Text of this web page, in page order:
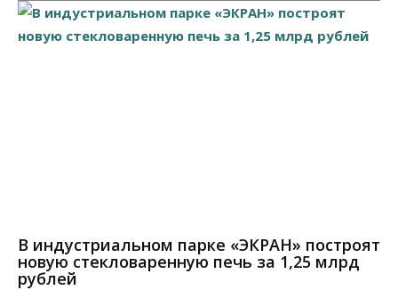
В индустриальном парке «ЭКРАН» построят
новую стекловаренную печь за 1,25 млрд
рублей